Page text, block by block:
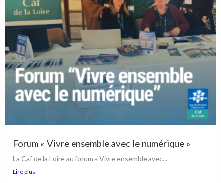
Forum « Vivre ensemble avec le numérique »
La Caf de la Loire au forum « Vivre ensemble avec...
Lire plus